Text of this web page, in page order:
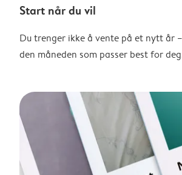
Start når du vil
Du trenger ikke å vente på et nytt år
den måneden som passer best for